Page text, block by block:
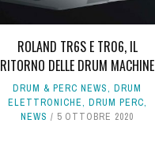
ROLAND TR6S E TR06, IL
RITORNO DELLE DRUM MACHINE
DRUM & PERC NEWS,DRUM
ELETTRONICHE, DRUM PERC,
NEWS
5 OTTOBRE 2020